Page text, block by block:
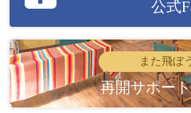
公式
また飛ぼ
再開サポー